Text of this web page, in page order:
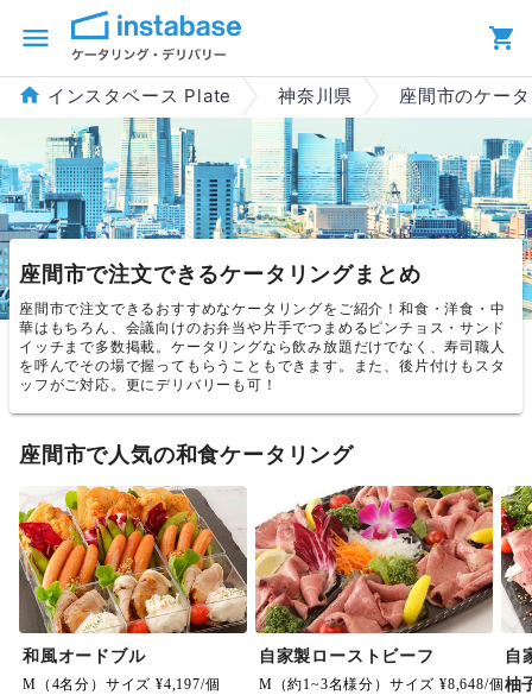
インスタベース Plate 神奈川県 座間市のケー
座間市で注文できるケータリングまとめ
座間市で注文できるおすすめなケータリングをご紹介！和食・洋食・中
華はもちろん、会議向けのお弁当や片手でつまめるピンチョス・サンド
イッチまで多数掲載。ケータリングなら飲み放題だけでなく、寿司職人
を呼んでその場で握ってもらうこともできます。また、後片付けもスタ
ッフがご対応。更にデリバリーも可！
座間市で人気の和食ケータリング
和風オードブル
M（4名分）サイズ ¥4,197/個
自家製ローストビーフ
M（約1~3名様分）サイズ ¥8,648/個
自
柚